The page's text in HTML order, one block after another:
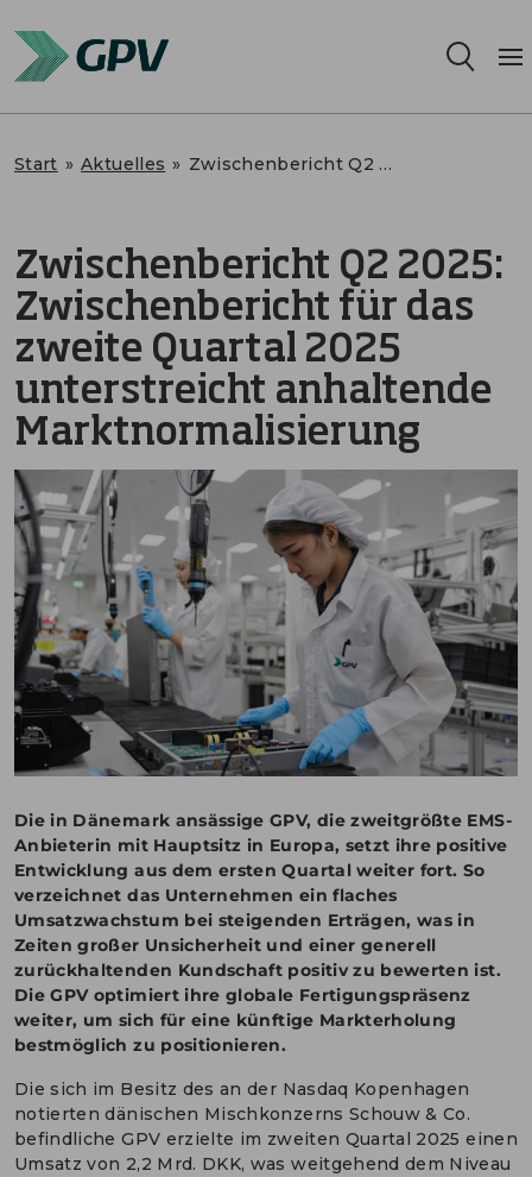
Standorte
Nachhaltigkeit
Karriere
Über uns
ENGLISH
KONTAKT
PORTALE
MEDIEN
Start » Aktuelles » Zwischenbericht Q2 2025: Zwischenbericht für das zweite Quartal 2025 unterstreicht anhaltende Marktnormalisierung
Zwischenbericht Q2 2025:
Zwischenbericht für das
zweite Quartal 2025
unterstreicht anhaltende
Marktnormalisierung
Die in Dänemark ansässige GPV, die zweitgrößte EMS-
Anbieterin mit Hauptsitz in Europa, setzt ihre positive
Entwicklung aus dem ersten Quartal weiter fort. So
verzeichnet das Unternehmen ein flaches
Umsatzwachstum bei steigenden Erträgen, was in
Zeiten großer Unsicherheit und einer generell
zurückhaltenden Kundschaft positiv zu bewerten ist.
Die GPV optimiert ihre globale Fertigungspräsenz
weiter, um sich für eine künftige Markterholung
bestmöglich zu positionieren.
Die sich im Besitz des an der Nasdaq Kopenhagen
notierten dänischen Mischkonzerns Schouw & Co.
befindliche GPV erzielte im zweiten Quartal 2025 einen
Umsatz von 2,2 Mrd. DKK, was weitgehend dem Niveau